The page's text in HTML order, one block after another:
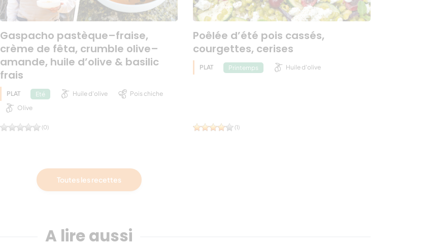
Gaspacho pastèque–fraise,
crème de fêta, crumble olive–
amande, huile d’olive & basilic
frais
PLAT Eté Huile d'olive
Pois chiche
Olive
(0)
Poêlée d’été pois cassés,
courgettes, cerises
PLAT Printemps Huile d'olive
(1)
Toutes les recettes
A lire aussi